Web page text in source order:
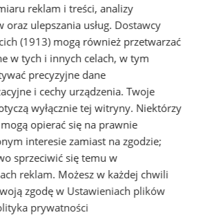
Festival
Festival (1)
reklam i treści, analizy
oraz ulepszania usług. Dostawcy
(1913)mogą również przetwarzać
w tych i innych celach, w tym
precyzyjne dane
i cechy urządzenia. Twoje
wyłącznie tej witryny. Niektórzy
opierać się na prawnie
interesie zamiast na zgodzie;
sprzeciwić się temu w
reklam. Możesz w każdej chwili
zgodę w Ustawieniach plików
prywatności